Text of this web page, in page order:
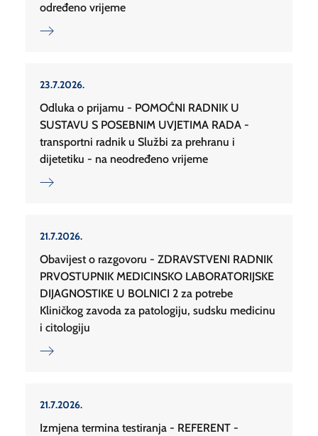
određeno vrijeme
23.7.2026.
Odluka o prijamu - POMOĆNI RADNIK U
SUSTAVU S POSEBNIM UVJETIMA RADA -
transportni radnik u Službi za prehranu i
dijetetiku - na neodređeno vrijeme
21.7.2026.
Obavijest o razgovoru - ZDRAVSTVENI RADNIK
PRVOSTUPNIK MEDICINSKO LABORATORIJSKE
DIJAGNOSTIKE U BOLNICI 2 za potrebe
Kliničkog zavoda za patologiju, sudsku medicinu
i citologiju
21.7.2026.
Izmjena termina testiranja - REFERENT -